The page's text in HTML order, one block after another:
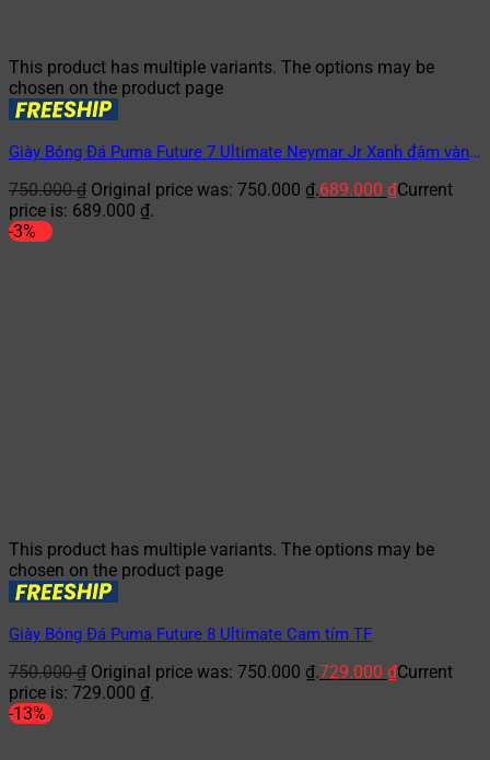
This product has multiple variants. The options may be
chosen on the product page
Giày Bóng Đá Puma Future 7 Ultimate Neymar Jr Xanh đậm vàng
750.000₫ Original price was: 750.000 ₫.689.000 ₫Current
price is: 689.000 ₫.
-3%
This product has multiple variants. The options may be
chosen on the product page
Giày Bóng Đá Puma Future 8 Ultimate Cam tím TF
750.000₫ Original price was: 750.000 ₫.729.000 ₫Current
price is: 729.000 ₫.
-13%